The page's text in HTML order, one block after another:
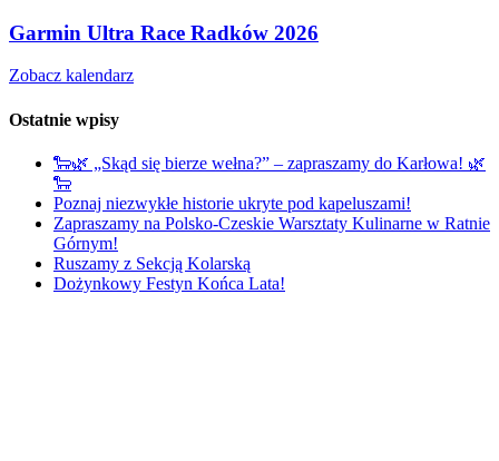
Garmin Ultra Race Radków 2026
Zobacz kalendarz
Ostatnie wpisy
🐑🌿 „Skąd się bierze wełna?” – zapraszamy do Karłowa! 🌿
🐑
Poznaj niezwykłe historie ukryte pod kapeluszami!
Zapraszamy na Polsko-Czeskie Warsztaty Kulinarne w Ratnie
Górnym!
Ruszamy z Sekcją Kolarską
Dożynkowy Festyn Końca Lata!